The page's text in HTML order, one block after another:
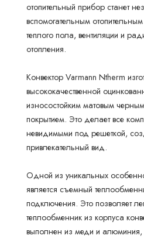
отопительный прибор станет
вспомогательным отопительным
теплого пола, вентиляции и
отопления.
Конвектор Varmann Ntherm
высококачественной
износостойким матовым
покрытием. Это делает все
невидимыми под решеткой,
привлекательный вид.
Одной из уникальных
является съемный
подключения. Это позволяет
теплообменник из корпуса
выполнен из меди и алюминия,